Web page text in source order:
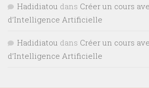
Hadidiatou dans Créer un cours
d’Intelligence Artificielle
Hadidiatou dans Créer un cours
d’Intelligence Artificielle